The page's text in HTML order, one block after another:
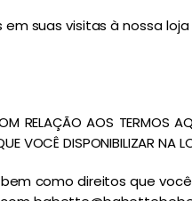
suas visitas à nossa
RELAÇÃO AOS TERMOS
VOCÊ DISPONIBILIZAR NA
como direitos que